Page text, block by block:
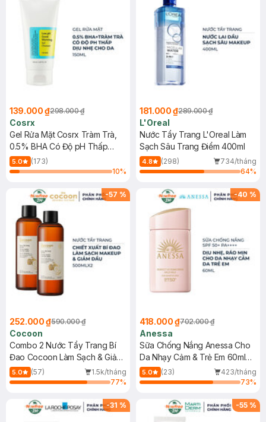
139.000 ₫298.000 ₫
Cosrx
Gel Rửa Mặt Cosrx Tràm Trà,
0.5% BHA Có Độ pH Thấp
150ml
5.0
(173)
10%
181.000 ₫289.000 ₫
L'Oreal
Nước Tẩy Trang L'Oreal Làm
Sạch Sâu Trang Điểm 400ml
4.8 (298)
734/tháng
64%
-57 %
252.000 ₫590.000 ₫
Cocoon
Combo 2 Nước Tẩy Trang Bí
Đao Cocoon Làm Sạch & Giảm
Dầu 500ml
5.0 (57)
1.5k/tháng
77%
-40 %
418.000 ₫702.000 ₫
Anessa
Sữa Chống Nắng Anessa Cho
Da Nhạy Cảm & Trẻ Em 60ml
(Mới)
5.0 (23)
423/tháng
73%
-31 % -55 %